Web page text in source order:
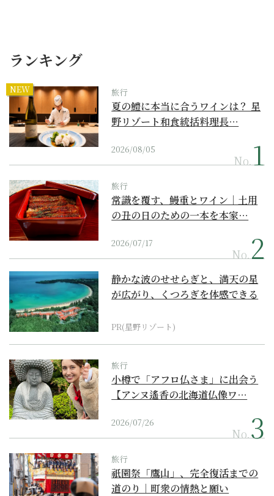
ランキング
NEW 旅行
夏の鱧に本当に合うワインは？ 星
野リゾート和食統括料理長…
2026/08/05
No.
旅行
常識を覆す、鰻重とワイン｜土用
の丑の日のための一本を本家…
2026/07/17
No.
静かな波のせせらぎと、満天の星
が広がり、くつろぎを体感できる
PR(星野リゾート)
旅行
小樽で「アフロ仏さま」に出会う
【アンヌ遙香の北海道仏像ワ…
2026/07/26
No.
旅行
祇園祭「鷹山」、完全復活までの
道のり｜町衆の情熱と願い